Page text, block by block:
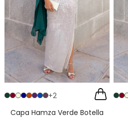
+2
Capa Hamza Verde Botella